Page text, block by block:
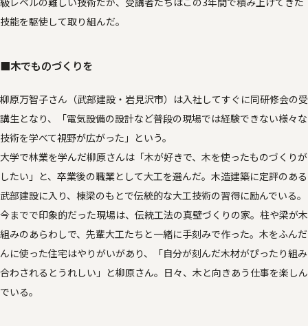
技能を駆使して取り組んだ。
■木でものづくりを
柳原万智子さん（武部建設・岩見沢市）は入社してすぐに同研修会の受
講生となり、「電気設備の設計など普段の現場では経験できない様々な
技術を学べて視野が広がった」という。
大学で林業を学んだ柳原さんは「木が好きで、木を使ったものづくりが
したい」と、卒業後の職業として大工を選んだ。木造建築に定評のある
武部建設に入り、棟梁のもとで伝統的な大工技術の習得に励んでいる。
今までで印象的だった現場は、伝統工法の真壁づくりの家。柱や梁が木
組みのあらわしで、先輩大工たちと一緒に手刻みで作った。木をふんだ
んに使った住宅はやりがいがあり、「自分が刻んだ木材がぴったり組み
合わされるとうれしい」と柳原さん。日々、木と向きあう仕事を楽しん
でいる。